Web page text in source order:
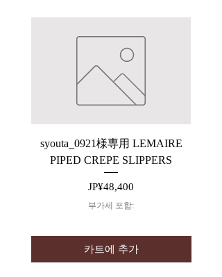
syouta_0921様専用 LEMAIRE
PIPED CREPE SLIPPERS
가격
JP¥48,400
부가세 포함:
카트에 추가